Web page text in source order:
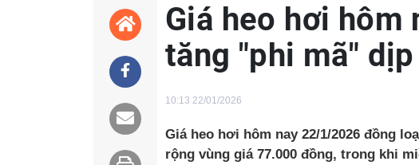
Giá heo hơi hôm
tăng "phi mã"
10:13 22/01/2026
Giá heo hơi hôm nay 22/1/2026 đồng
rộng vùng giá 77.000 đồng, trong khi